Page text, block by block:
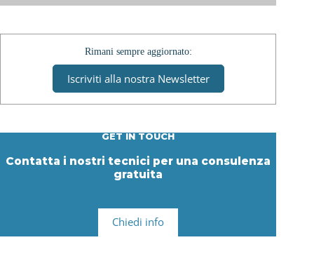
Rimani sempre aggiornato:
Iscriviti alla nostra Newsletter
GET IN TOUCH
Contatta i nostri tecnici per una consulenza
gratuita
Chiedi info